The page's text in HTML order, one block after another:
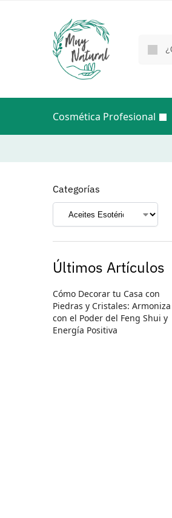
Cosmética Profesional
Categorías
Últimos Artículos
Cómo Decorar tu Casa con
Piedras y Cristales: Armoniza
con el Poder del Feng Shui y
Energía Positiva